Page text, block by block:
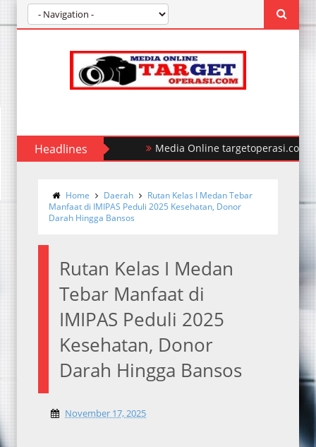
Headlines Polda Sumut Ungkap Kasus
Home Daerah
Rutan Kelas I Medan Tebar
Manfaat di IMIPAS Peduli 2025 Kesehatan, Donor
Darah Hingga Bansos
Rutan Kelas I Medan
Tebar Manfaat di
IMIPAS Peduli 2025
Kesehatan, Donor
Darah Hingga Bansos
November 17, 2025